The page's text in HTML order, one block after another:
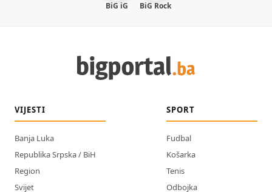
BiG iG BiG Rock
VIJESTI
Banja Luka
Republika Srpska / BiH
Region
Svijet
SPORT
Fudbal
Košarka
Tenis
Odbojka